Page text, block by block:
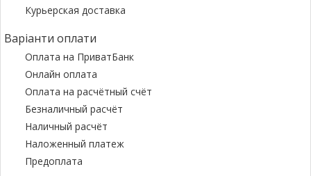
Курьерская доставка
Варіанти оплати
Оплата на ПриватБанк
Онлайн оплата
Оплата на расчётный счёт
Безналичный расчёт
Наличный расчёт
Наложенный платеж
Предоплата